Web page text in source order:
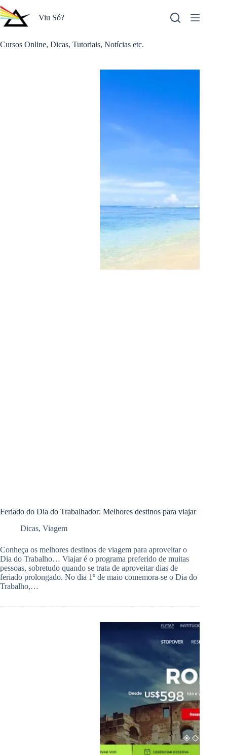
Pular
para
o
Viu Só?
Cursos Online, Dicas, Tutoriais, Notícias etc.
Feriado do Dia do Trabalhador: Melhores destinos para viajar
Dicas, Viagem
Conheça os melhores destinos de viagem para aproveitar o
Dia do Trabalho… Viajar é o programa preferido de muitas
pessoas, sobretudo quando se trata de aproveitar dias de
feriado prolongado. No dia 1º de maio comemora-se o Dia do
Trabalho,…